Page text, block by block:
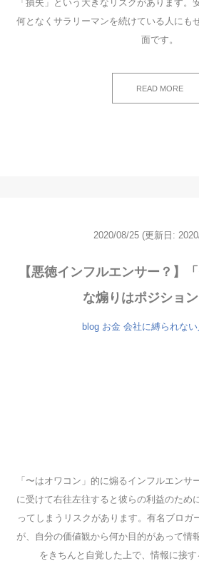
「損失」という大きなリスクがあります。
何となくサラリーマンを続けている人にも
面です。
READ MORE
2020/08/25 (更新日:
【悪徳インフルエンサー？】
な煽りはポジショ
blog お金 会社に縛られない
「〜はオワコン」的に煽るインフルエンサ
に受けて右往左往すると彼らの利益のため
ってしまうリスクがあります。有名ブロガ
が、自分の価値観から何か目的があって情
をきちんと自覚した上で、情報に接す